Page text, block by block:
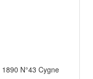
N°43 Cygne